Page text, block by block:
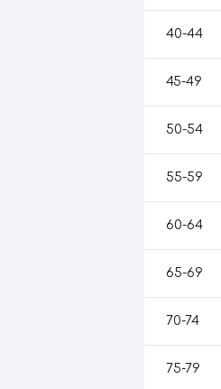
40-44
45-49
50-54
55-59
60-64
65-69
70-74
75-79